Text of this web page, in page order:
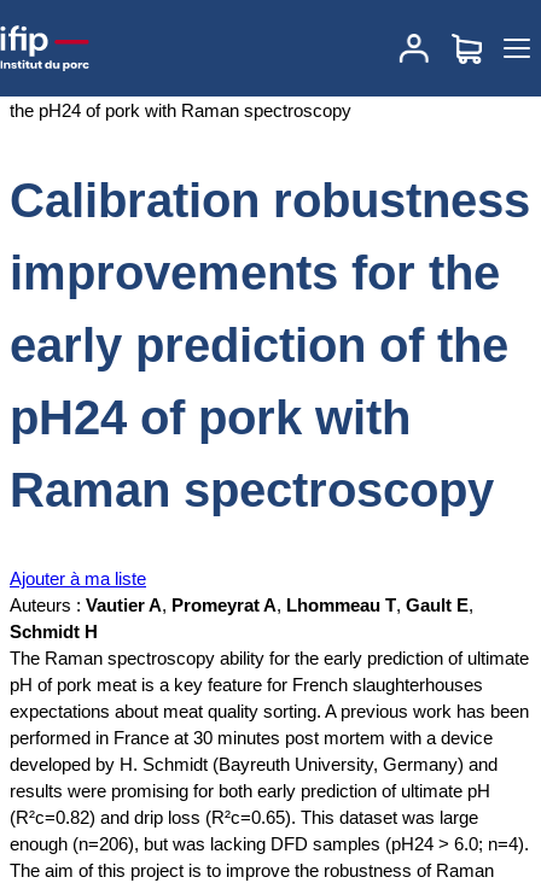
Accueil
Calibration robustness improvements for
the early prediction of the pH24 of pork with Raman spectroscopy
Calibration robustness
improvements for the
early prediction of the
pH24 of pork with
Raman spectroscopy
Ajouter à ma liste
Auteurs : Vautier A, Promeyrat A, Lhommeau T, Gault E,
Schmidt H
The Raman spectroscopy ability for the early prediction of ultimate
pH of pork meat is a key feature for French slaughterhouses
expectations about meat quality sorting. A previous work has been
performed in France at 30 minutes post mortem with a device
developed by H. Schmidt (Bayreuth University, Germany) and
results were promising for both early prediction of ultimate pH
(R²c=0.82) and drip loss (R²c=0.65). This dataset was large
enough (n=206), but was lacking DFD samples (pH24 > 6.0; n=4).
The aim of this project is to improve the robustness of Raman